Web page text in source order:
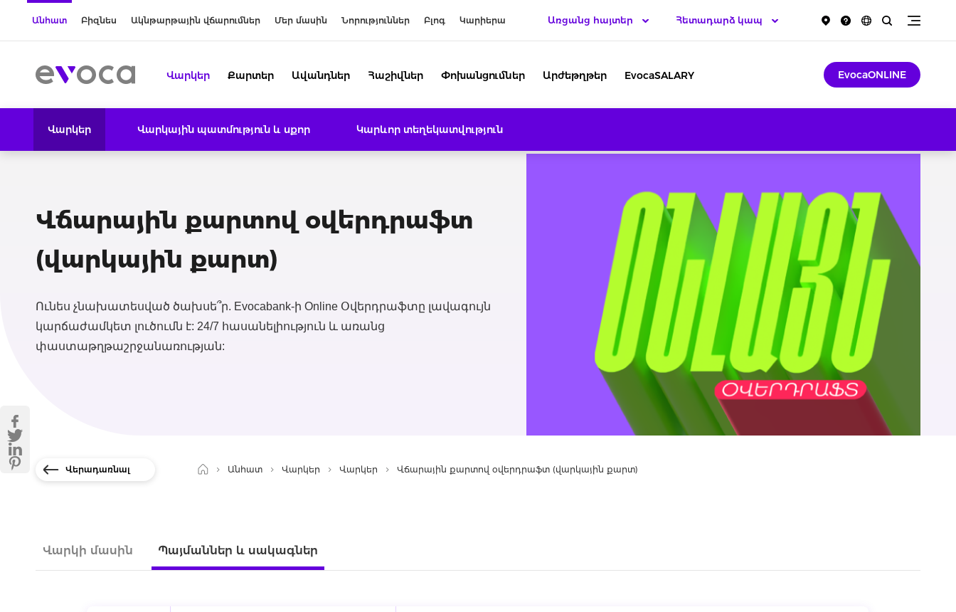
Անհատ Բիզնես Ակնթարթային վճարումներ Մեր մասին Նորություններ Բլոգ Կարիերա Հետադարձ կապ
Առցանց հայտեր
Վարկեր Քարտեր Ավանդներ Հաշիվներ Փոխանցումներ Արժեթղթեր EvocaSALARY EvocaONLINE
Վարկեր Վարկային պատմություն և սքոր Կարևոր տեղեկատվություն
Վճարային քարտով օվերդրաֆտ
(վարկային քարտ)
Ունես չնախատեսված ծախսե՞ր. Evocabank-ի Online Օվերդրաֆտը լավագույն
կարճաժամկետ լուծումն է: 24/7 հասանելիություն և առանց
փաստաթղթաշրջանառության:
Վերադառնալ Անհատ Վարկեր Վարկեր Վճարային քարտով օվերդրաֆտ (վարկային քարտ)
Վարկի մասին Պայմաններ և սակագներ